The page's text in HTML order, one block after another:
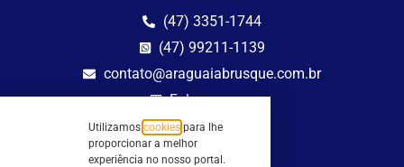
(47) 3351-1744
(47) 99211-1139
contato@araguaiabrusque.com.br
Fale conosco
Site seguro
Utilizamos cookies para lhe
proporcionar a melhor
experiência no nosso portal.